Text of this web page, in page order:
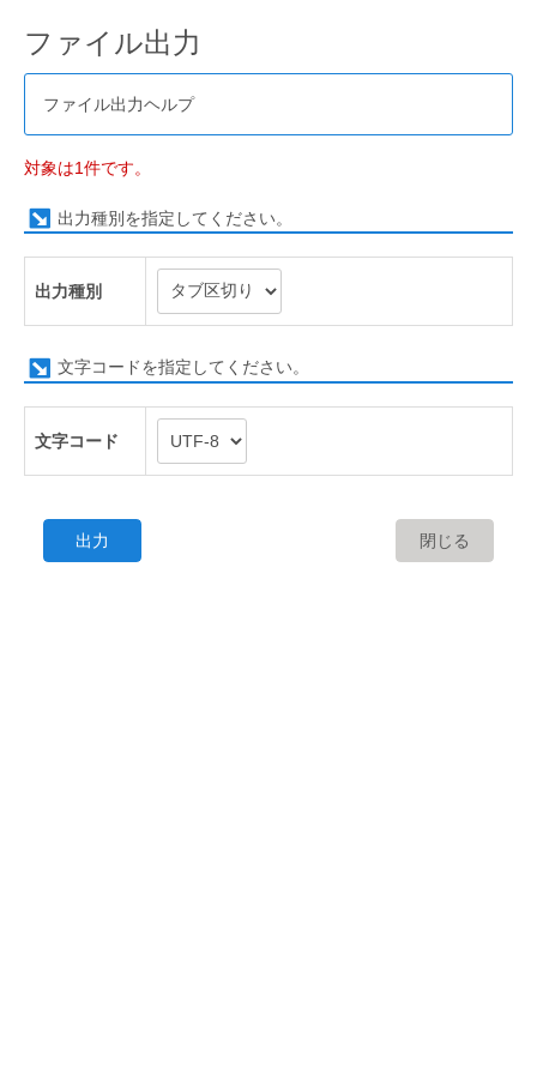
ファイル出力
ファイル出力ヘルプ
対象は1件です。
出力種別を指定してください。
出力種別
文字コードを指定してください。
文字コード